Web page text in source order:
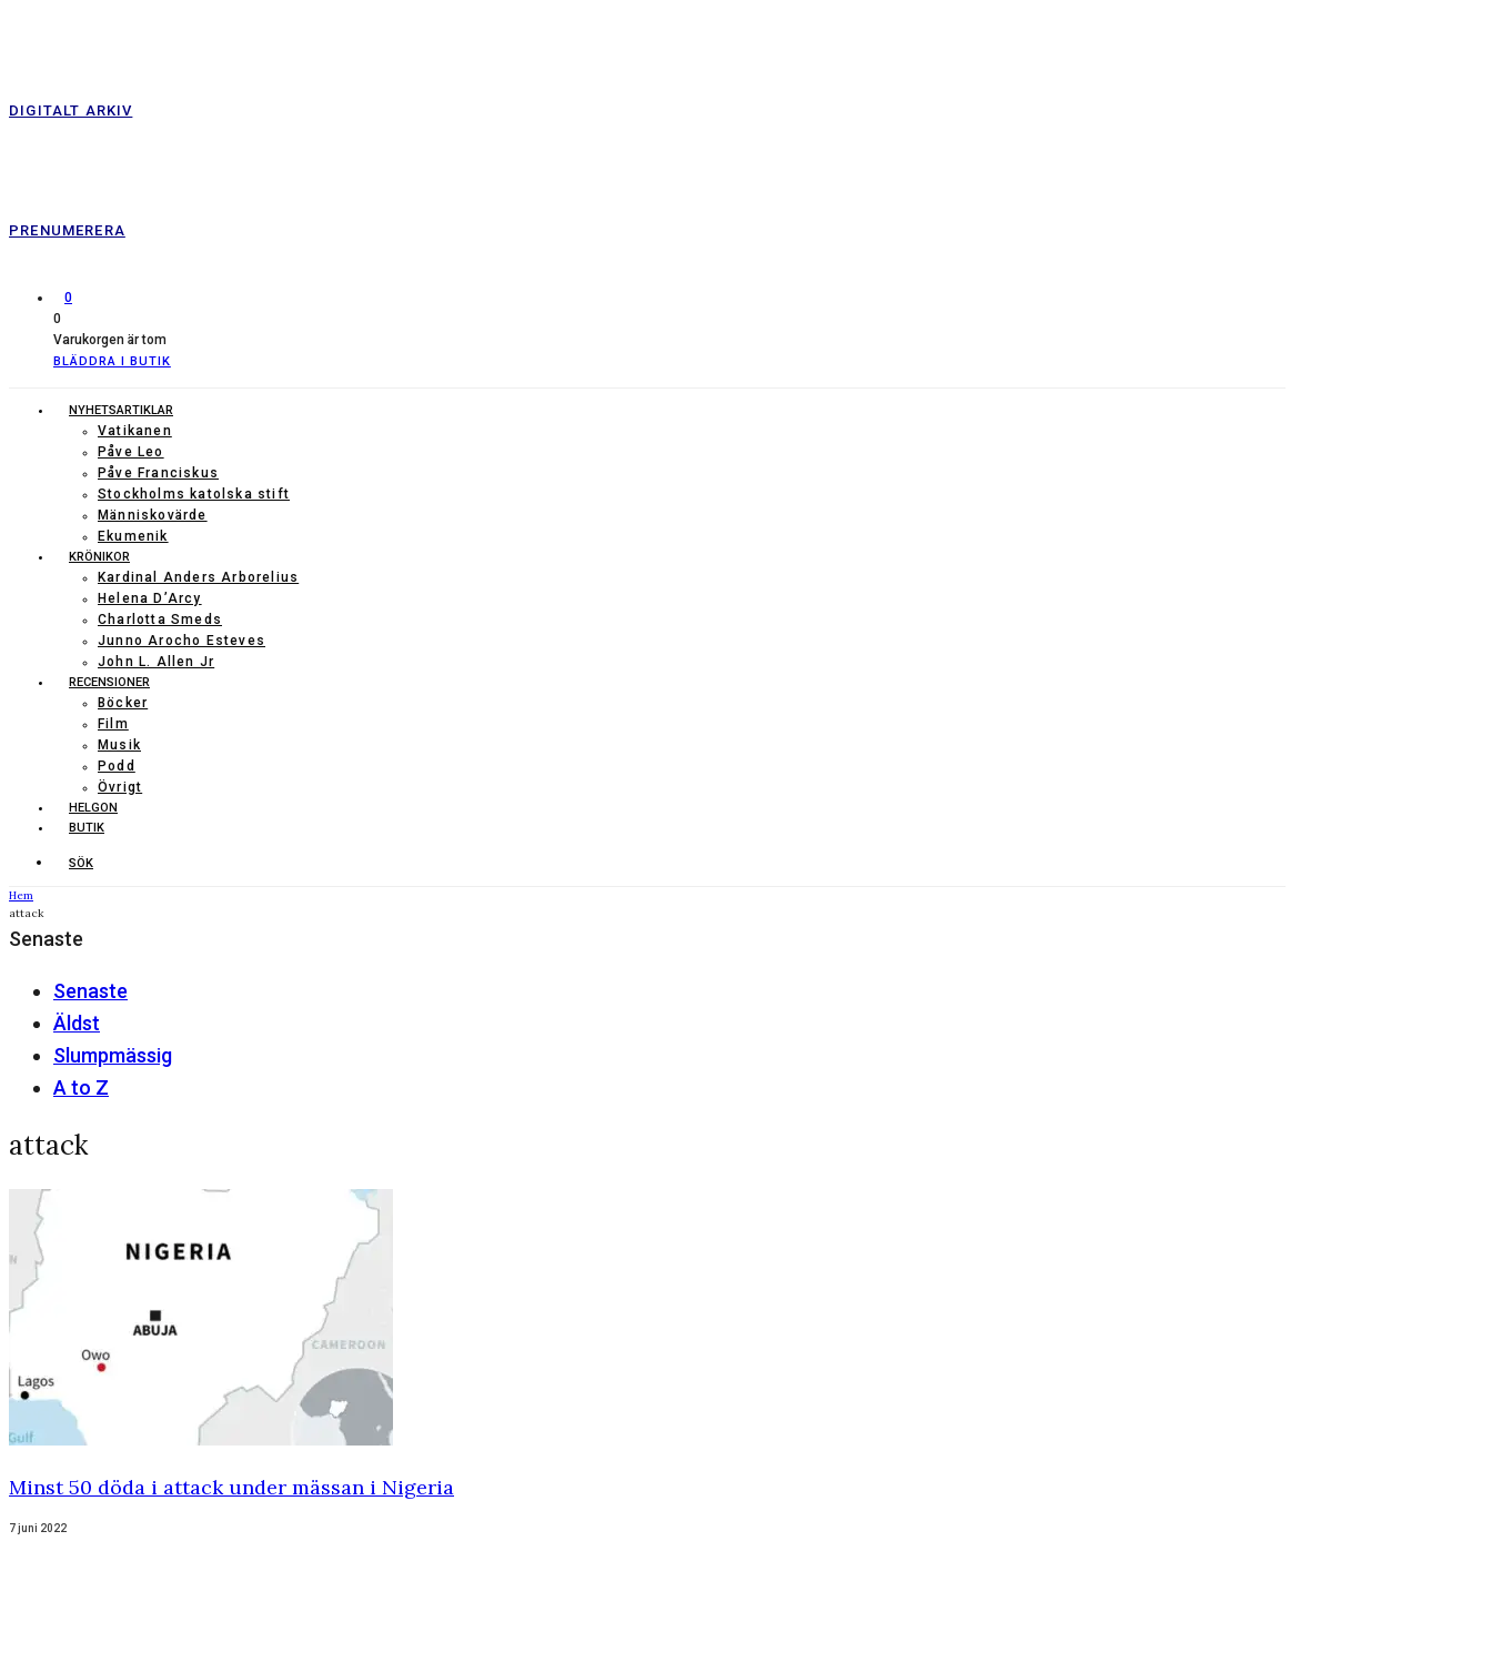
DIGITALT ARKIV
PRENUMERERA
0
0
Varukorgen är tom
BLÄDDRA I BUTIK
NYHETSARTIKLAR
Vatikanen
Påve Leo
Påve Franciskus
Stockholms katolska stift
Människovärde
Ekumenik
KRÖNIKOR
Kardinal Anders Arborelius
Helena D’Arcy
Charlotta Smeds
Junno Arocho Esteves
John L. Allen Jr
RECENSIONER
Böcker
Film
Musik
Podd
Övrigt
HELGON
BUTIK
SÖK
Hem
attack
Senaste
Senaste
Äldst
Slumpmässig
A to Z
attack
Minst 50 döda i attack under mässan i Nigeria
7 juni 2022